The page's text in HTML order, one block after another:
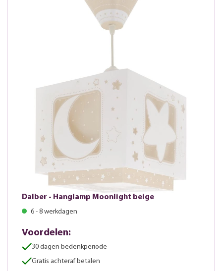
Dalber - Hanglamp Moonlight beige
6 - 8 werkdagen
Voordelen:
30 dagen bedenkperiode
Gratis achteraf betalen